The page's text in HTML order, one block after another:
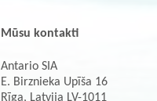
Mūsu kontakti
Antario SIA
E. Birznieka Upīša 16
Rīga, Latvija LV-1011